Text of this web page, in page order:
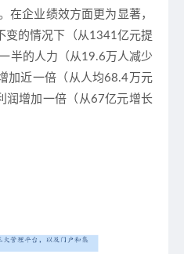
在企业绩效方面更为显著，
变的情况下（从1341亿元提
半的人力（从19.6万人减少
加近一倍（从人均68.4万元
润增加一倍（从67亿元增长